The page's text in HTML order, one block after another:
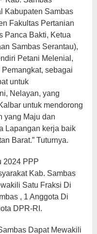
Kabupaten Sambas
Fakultas Pertanian
Panca Bakti, Ketua
Sambas Serantau),
Petani Melenial,
sebagai
untuk
Nelayan, yang
untuk mendorong
yang Maju dan
Lapangan kerja baik
Barat.” Tuturnya.
2024 PPP
Kab. Sambas
Satu Fraksi Di
, 1 Anggota Di
DPR-RI.
Dapat Mewakili